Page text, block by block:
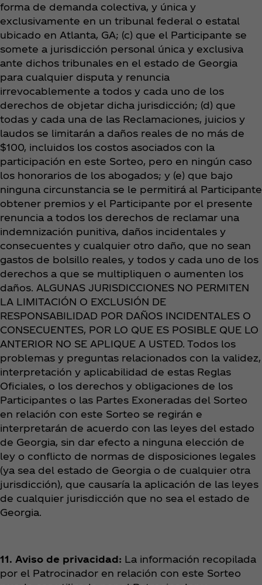
forma de demanda colectiva, y única y
exclusivamente en un tribunal federal o estatal
ubicado en Atlanta, GA; (c) que el Participante se
somete a jurisdicción personal única y exclusiva
ante dichos tribunales en el estado de Georgia
para cualquier disputa y renuncia
irrevocablemente a todos y cada uno de los
derechos de objetar dicha jurisdicción; (d) que
todas y cada una de las Reclamaciones, juicios y
laudos se limitarán a daños reales de no más de
$100, incluidos los costos asociados con la
participación en este Sorteo, pero en ningún caso
los honorarios de los abogados; y (e) que bajo
ninguna circunstancia se le permitirá al Participante
obtener premios y el Participante por el presente
renuncia a todos los derechos de reclamar una
indemnización punitiva, daños incidentales y
consecuentes y cualquier otro daño, que no sean
gastos de bolsillo reales, y todos y cada uno de los
derechos a que se multipliquen o aumenten los
daños. ALGUNAS JURISDICCIONES NO PERMITEN
LA LIMITACIÓN O EXCLUSIÓN DE
RESPONSABILIDAD POR DAÑOS INCIDENTALES O
CONSECUENTES, POR LO QUE ES POSIBLE QUE LO
ANTERIOR NO SE APLIQUE A USTED. Todos los
problemas y preguntas relacionados con la validez,
interpretación y aplicabilidad de estas Reglas
Oficiales, o los derechos y obligaciones de los
Participantes o las Partes Exoneradas del Sorteo
en relación con este Sorteo se regirán e
interpretarán de acuerdo con las leyes del estado
de Georgia, sin dar efecto a ninguna elección de
ley o conflicto de normas de disposiciones legales
(ya sea del estado de Georgia o de cualquier otra
jurisdicción), que causaría la aplicación de las leyes
de cualquier jurisdicción que no sea el estado de
Georgia.
11. Aviso de privacidad: La información recopilada
por el Patrocinador en relación con este Sorteo